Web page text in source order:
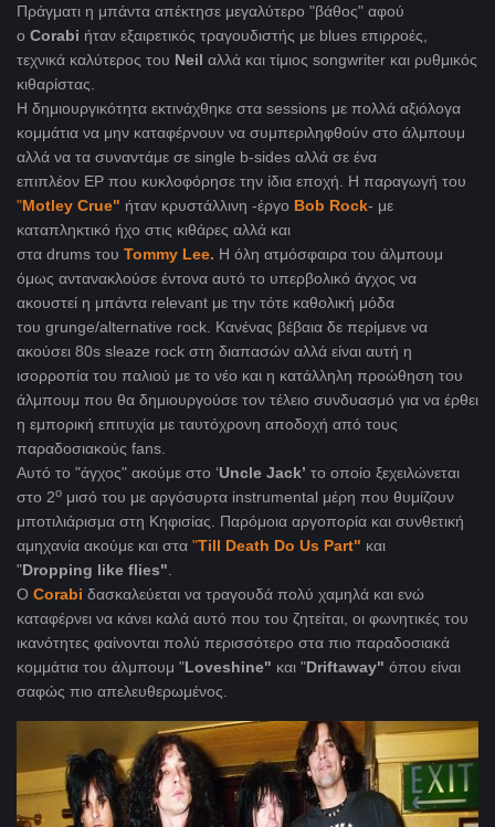
Πράγματι η μπάντα απέκτησε μεγαλύτερο "βάθος" αφού
ο Corabi ήταν εξαιρετικός τραγουδιστής με blues επιρροές,
τεχνικά καλύτερος του Neil αλλά και τίμιος songwriter και ρυθμικός
κιθαρίστας.
Η δημιουργικότητα εκτινάχθηκε στα sessions με πολλά αξιόλογα
κομμάτια να μην καταφέρνουν να συμπεριληφθούν στο άλμπουμ
αλλά να τα συναντάμε σε single b-sides αλλά σε ένα
επιπλέον EP που κυκλοφόρησε την ίδια εποχή. Η παραγωγή του
"Motley Crue" ήταν κρυστάλλινη -έργο Bob Rock- με
καταπληκτικό ήχο στις κιθάρες αλλά και
στα drums του Tommy Lee. Η όλη ατμόσφαιρα του άλμπουμ
όμως αντανακλούσε έντονα αυτό το υπερβολικό άγχος να
ακουστεί η μπάντα relevant με την τότε καθολική μόδα
του grunge/alternative rock. Κανένας βέβαια δε περίμενε να
ακούσει 80s sleaze rock στη διαπασών αλλά είναι αυτή η
ισορροπία του παλιού με το νέο και η κατάλληλη προώθηση του
άλμπουμ που θα δημιουργούσε τον τέλειο συνδυασμό για να έρθει
η εμπορική επιτυχία με ταυτόχρονη αποδοχή από τους
παραδοσιακούς fans.
Αυτό το "άγχος" ακούμε στο ‘Uncle Jack’ το οποίο ξεχειλώνεται
στο 2ο μισό του με αργόσυρτα instrumental μέρη που θυμίζουν
μποτιλιάρισμα στη Κηφισίας. Παρόμοια αργοπορία και συνθετική
αμηχανία ακούμε και στα "Till Death Do Us Part" και
"Dropping like flies"
O Corabi δασκαλεύεται να τραγουδά πολύ χαμηλά και ενώ
καταφέρνει να κάνει καλά αυτό που του ζητείται, οι φωνητικές του
ικανότητες φαίνονται πολύ περισσότερο στα πιο παραδοσιακά
κομμάτια του άλμπουμ "Loveshine" και "Driftaway" όπου είναι
σαφώς πιο απελευθερωμένος.